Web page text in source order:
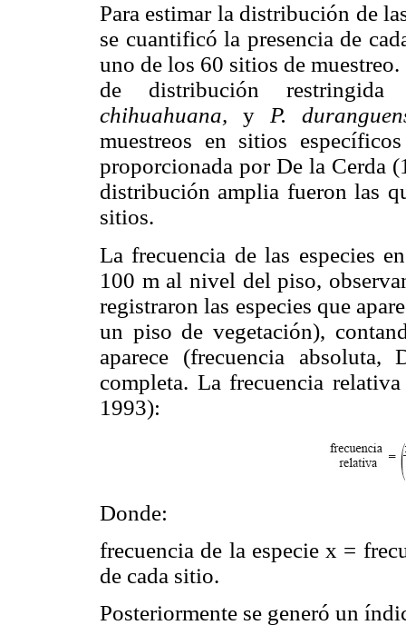
Para estimar la distribución de
se cuantificó la presencia de
uno de los 60 sitios de
de distribución
chihuahuana, y P.
muestreos en sitios
proporcionada por De la Cerda
distribución amplia fueron las
sitios.
La frecuencia de las especies
100 m al nivel del piso,
registraron las especies que
un piso de vegetación),
aparece (frecuencia
completa. La frecuencia
1993):
Donde:
frecuencia de la especie x =
de cada sitio.
Posteriormente se generó un